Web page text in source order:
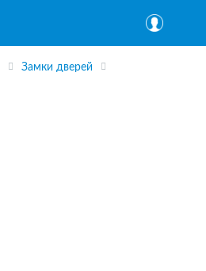
Замки дверей